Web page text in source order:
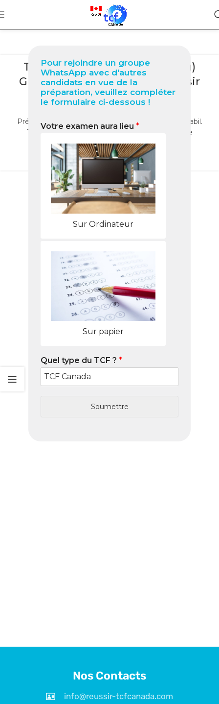
Pour rejoindre un groupe
WhatsApp avec d'autres
candidats en vue de la
préparation, veuillez compléter
le formulaire ci-dessous !
Votre examen aura lieu *
Sur Ordinateur
Sur papier
Quel type du TCF ? *
Soumettre
TCF Canada à Arequipa (Pérou)
Guide complet 2025 pour réussir
votre test
0
Préparez le TCF Canada à Arequipa avec le Pack Nabil.
Tests, stratégies et corrections pour réussir votre
examen 2025.
LIRE LA SUITE
Nos Contacts
info@reussir-tcfcanada.com